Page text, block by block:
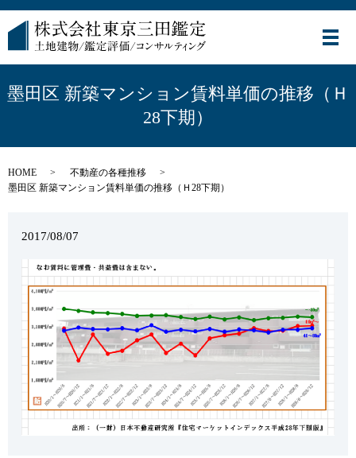
メ
墨田区 新築マンション賃料単価の推移（Ｈ
28下期）
HOME
不動産の各種推移
墨田区 新築マンション賃料単価の推移（Ｈ28下期）
2017/08/07